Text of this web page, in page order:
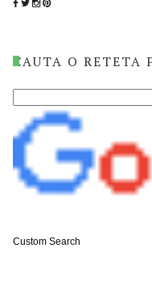
CAUTA O RETETA
Custom Search